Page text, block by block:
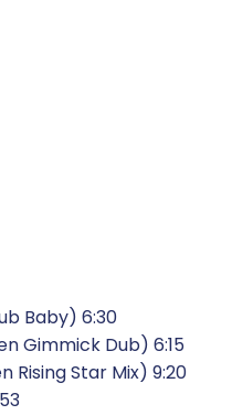
Baby) 6:30
Gimmick Dub) 6:15
Rising Star Mix) 9:20